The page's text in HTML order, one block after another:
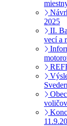
2025
II.
vecí a
voličov